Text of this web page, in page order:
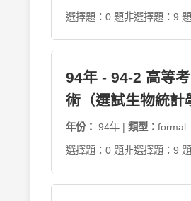
選擇題：0 題非選擇題：9 題
94年 - 94-2 高等
術（選試生物統計
年份： 94年 | 類型： formal
選擇題：0 題非選擇題：9 題